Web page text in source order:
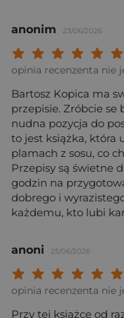
anonim 23/06/2026
Twoja
Twoja ocena:
Twoja ocena:
Twoja ocena:
opinia recenzenta nie
Bartosz Kopica ma
przepisie. Zróbcie se
nudna pozycja do
to jest książka, która
plamach z sosu, co
Przepisy są świetne
godzin na
dobrego i
każdemu, kto lubi
anoni 25/06/2026
Twoja
Twoja ocena:
Twoja ocena:
Twoja ocena:
opinia recenzenta nie
Przy tej książce od